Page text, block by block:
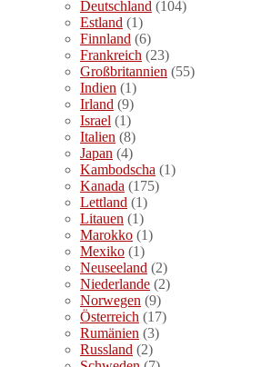
Deutschland (104)
Estland (1)
Finnland (6)
Frankreich (23)
Großbritannien (55)
Indien (1)
Irland (9)
Israel (1)
Italien (8)
Japan (4)
Kambodscha (1)
Kanada (175)
Lettland (1)
Litauen (1)
Marokko (1)
Mexiko (1)
Neuseeland (2)
Niederlande (2)
Norwegen (9)
Österreich (17)
Rumänien (3)
Russland (2)